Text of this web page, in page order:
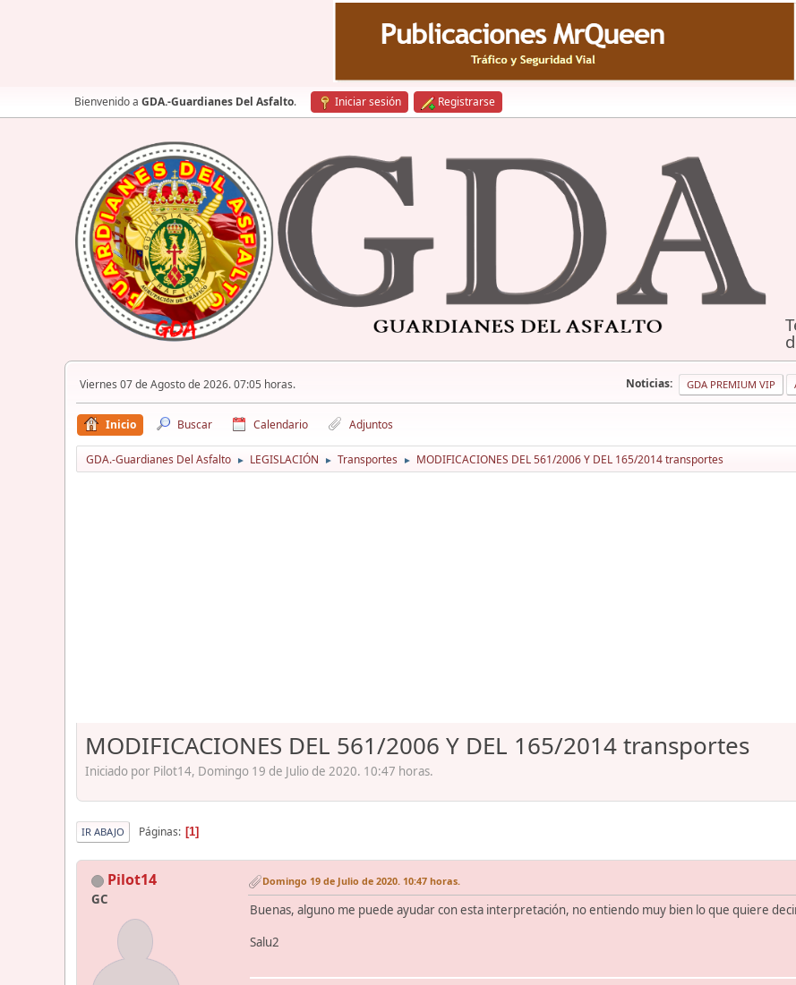
Bienvenido a GDA.-Guardianes Del Asfalto. Iniciar sesión Registrarse
Viernes 07 de Agosto de 2026. 07:05 horas. Noticias: GDA PREMIUM VIP
Inicio Buscar Calendario Adjuntos
GDA.-Guardianes Del Asfalto ► LEGISLACIÓN ► Transportes ► MODIFICACIONES DEL 561/2006 Y DEL 165/2014 transportes
MODIFICACIONES DEL 561/2006 Y DEL 165/2014 transportes
Iniciado por Pilot14, Domingo 19 de Julio de 2020. 10:47 horas.
IR ABAJO Páginas 1
Pilot14
GC
Domingo 19 de Julio de 2020. 10:47 horas.
Buenas, alguno me puede ayudar con esta interpretación, no entiendo muy bien lo que quiere
Salu2